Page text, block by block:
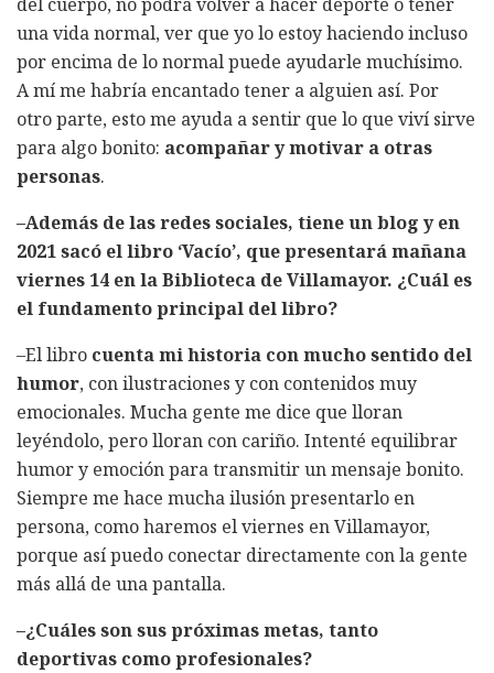
una vida normal, ver que yo lo estoy haciendo incluso
por encima de lo normal puede ayudarle muchísimo.
A mí me habría encantado tener a alguien así. Por
otro parte, esto me ayuda a sentir que lo que viví sirve
para algo bonito: acompañar y motivar a otras
personas.
–Además de las redes sociales, tiene un blog y en
2021 sacó el libro ‘Vacío’, que presentará mañana
viernes 14 en la Biblioteca de Villamayor. ¿Cuál es
el fundamento principal del libro?
–El libro cuenta mi historia con mucho sentido del
humor, con ilustraciones y con contenidos muy
emocionales. Mucha gente me dice que lloran
leyéndolo, pero lloran con cariño. Intenté equilibrar
humor y emoción para transmitir un mensaje bonito.
Siempre me hace mucha ilusión presentarlo en
persona, como haremos el viernes en Villamayor,
porque así puedo conectar directamente con la gente
más allá de una pantalla.
–¿Cuáles son sus próximas metas, tanto
deportivas como profesionales?